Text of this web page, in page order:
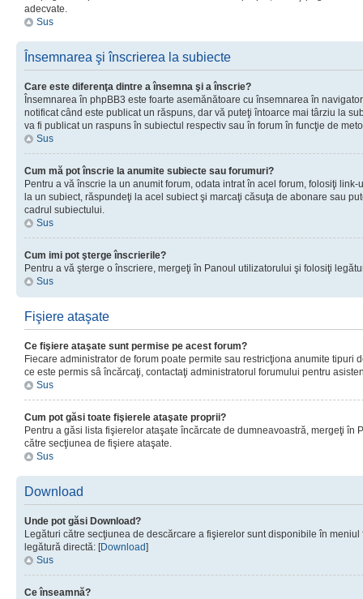
adecvate.
Sus
Însemnarea şi înscrierea la subiecte
Care este diferenţa dintre a însemna şi a înscrie?
Însemnarea în phpBB3 este foarte asemănătoare cu însemnarea în
notificat când este publicat un răspuns, dar vă puteţi întoarce mai târziu la
va fi publicat un raspuns în subiectul respectiv sau în forum în funcţie de
Sus
Cum mă pot înscrie la anumite subiecte sau forumuri?
Pentru a vă înscrie la un anumit forum, odata intrat în acel forum, folosiţi
la un subiect, răspundeţi la acel subiect şi marcaţi căsuţa de abonare sau
cadrul subiectului.
Sus
Cum imi pot şterge înscrierile?
Pentru a vă şterge o înscriere, mergeţi în Panoul utilizatorului şi folosiţi
Sus
Fişiere ataşate
Ce fişiere ataşate sunt permise pe acest forum?
Fiecare administrator de forum poate permite sau restricţiona anumite tipuri
ce este permis sâ încărcaţi, contactaţi administratorul forumului pentru
Sus
Cum pot găsi toate fişierele ataşate proprii?
Pentru a găsi lista fişierelor ataşate încărcate de dumneavoastră, mergeţi în
către secţiunea de fişiere ataşate.
Sus
Download
Unde pot găsi Download?
Legături către secţiunea de descărcare a fişierelor sunt disponibile în
legătură directă: [Download]
Sus
Ce înseamnă?